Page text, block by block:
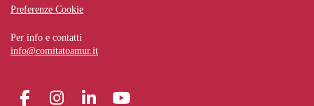
Preferenze Cookie
Per info e contatti
info@comitatoamur.it